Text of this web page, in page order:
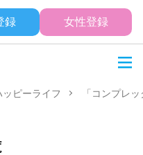
録 女性登録
ッピーライフ 「コンプレ